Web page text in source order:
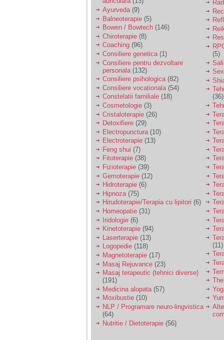
Ayurveda (9)
Balneoterapie (5)
Bowen / Bowtech (146)
Chiroterapie (8)
Coaching (96)
Consiliere genetica (1)
Consiliere pentru dezvoltare
personala (132)
Consiliere psihologica(82)
Consiliere vocationala (54)
Constelatii familiale (18)
Cosmetologie (3)
Cristaloterapie (26)
Detoxifiere (29)
Electropunctura (10)
Electroterapie (13)
Feng shui (7)
Fitoterapie (38)
Fizioterapie (39)
Gemoterapie (12)
Hidroterapie (6)
Hipnoza (75)
Hirudoterapie/Terapia cu lipitori (6)
Homeopatie (31)
Iridologie (6)
Kinetoterapie (94)
Laserterapie (13)
Logopedie (118)
Magnetoterapie (17)
Masaj Rejuvance (23)
Masaj terapeutic (tehnici diverse)
(191)
Medicina alopata (57)
Moxibustie (10)
NLP / Programare neuro-lingvistica
(64)
Nutritie / Dietoterapie (56)
(5)
(36)
(11)